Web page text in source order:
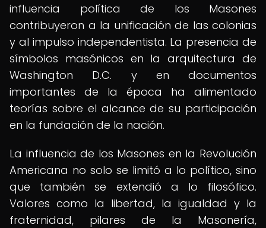
influencia política de los Masones
contribuyeron a la unificación de las colonias
y al impulso independentista. La presencia de
símbolos masónicos en la arquitectura de
Washington D.C. y en documentos
importantes de la época ha alimentado
teorías sobre el alcance de su participación
en la fundación de la nación.
La influencia de los Masones en la Revolución
Americana no solo se limitó a lo político, sino
que también se extendió a lo filosófico.
Valores como la libertad, la igualdad y la
fraternidad, pilares de la Masonería,